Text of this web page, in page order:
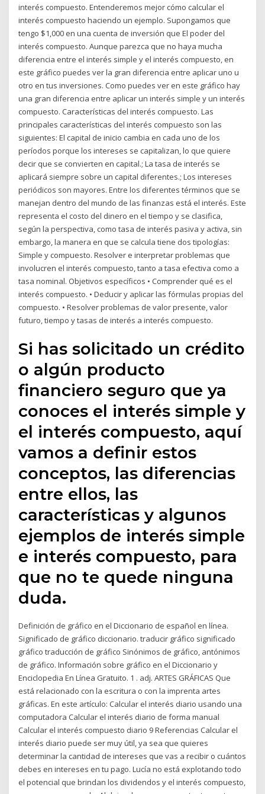
interés compuesto. Entenderemos mejor cómo calcular el
interés compuesto haciendo un ejemplo. Supongamos que
tengo $1,000 en una cuenta de inversión que El poder del
interés compuesto. Aunque parezca que no haya mucha
diferencia entre el interés simple y el interés compuesto, en
este gráfico puedes ver la gran diferencia entre aplicar uno u
otro en tus inversiones. Como puedes ver en este gráfico hay
una gran diferencia entre aplicar un interés simple y un interés
compuesto. Características del interés compuesto. Las
principales características del interés compuesto son las
siguientes: El capital de inicio cambia en cada uno de los
períodos porque los intereses se capitalizan, lo que quiere
decir que se convierten en capital.; La tasa de interés se
aplicará siempre sobre un capital diferentes.; Los intereses
periódicos son mayores. Entre los diferentes términos que se
manejan dentro del mundo de las finanzas está el interés. Este
representa el costo del dinero en el tiempo y se clasifica,
según la perspectiva, como tasa de interés pasiva y activa, sin
embargo, la manera en que se calcula tiene dos tipologías:
Simple y compuesto. Resolver e interpretar problemas que
involucren el interés compuesto, tanto a tasa efectiva como a
tasa nominal. Objetivos específicos • Comprender qué es el
interés compuesto. • Deducir y aplicar las fórmulas propias del
compuesto. • Resolver problemas de valor presente, valor
futuro, tiempo y tasas de interés a interés compuesto.
Si has solicitado un crédito
o algún producto
financiero seguro que ya
conoces el interés simple y
el interés compuesto, aquí
vamos a definir estos
conceptos, las diferencias
entre ellos, las
características y algunos
ejemplos de interés simple
e interés compuesto, para
que no te quede ninguna
duda.
Definición de gráfico en el Diccionario de español en línea.
Significado de gráfico diccionario. traducir gráfico significado
gráfico traducción de gráfico Sinónimos de gráfico, antónimos
de gráfico. Información sobre gráfico en el Diccionario y
Enciclopedia En Línea Gratuito. 1 . adj. ARTES GRÁFICAS Que
está relacionado con la escritura o con la imprenta artes
gráficas. En este artículo: Calcular el interés diario usando una
computadora Calcular el interés diario de forma manual
Calcular el interés compuesto diario 9 Referencias Calcular el
interés diario puede ser muy útil, ya sea que quieres
determinar la cantidad de intereses que vas a recibir o cuántos
debes en intereses en tu pago. Lucía no está explotando todo
el potencial que brindan los dividendos y el interés compuesto,